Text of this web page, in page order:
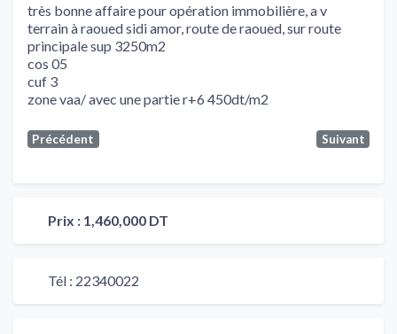
très bonne affaire pour opération immobilière, a v
terrain à raoued sidi amor, route de raoued, sur route
principale sup 3250m2
cos 05
cuf 3
zone vaa/ avec une partie r+6 450dt/m2
Précédent Suivant
Prix : 1,460,000 DT
Tél : 22340022